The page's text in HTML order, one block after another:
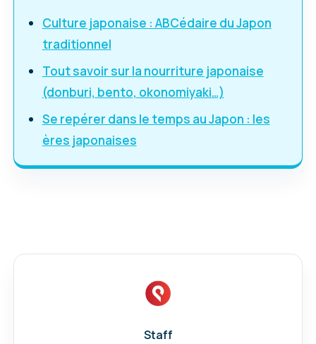
Culture japonaise : ABCédaire du Japon
traditionnel
Tout savoir sur la nourriture japonaise
(donburi, bento, okonomiyaki…)
Se repérer dans le temps au Japon : les
ères japonaises
Staff